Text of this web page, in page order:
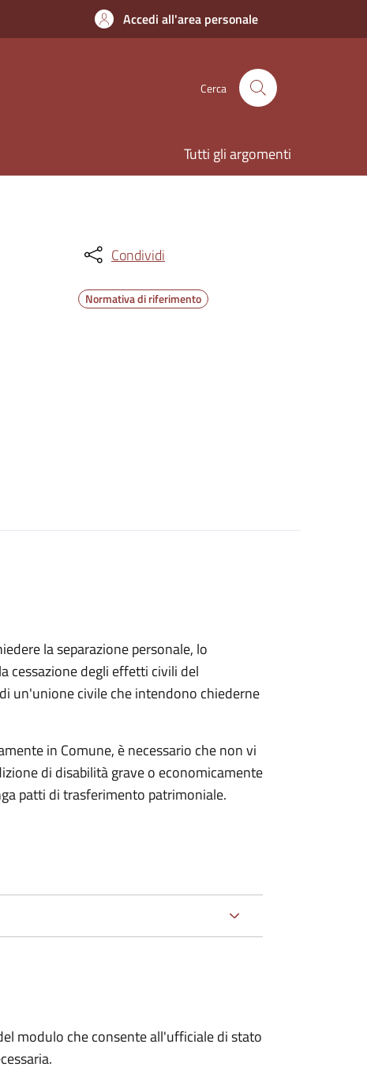
Accedi all'area personale
Cerca
Tutti gli argomenti
Condividi
Normativa di riferimento
la separazione personale, lo
cessazione degli effetti civili del
un'unione civile che intendono chiederne
in Comune, è necessario che non vi
di disabilità grave o economicamente
patti di trasferimento patrimoniale.
modulo che consente all'ufficiale di stato